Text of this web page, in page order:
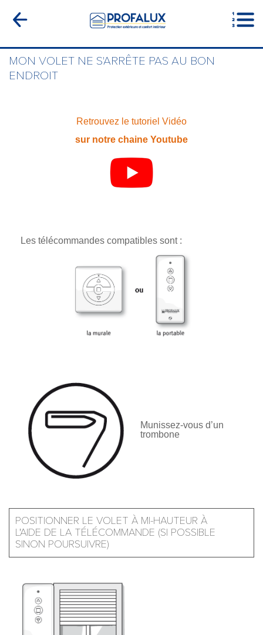
MON VOLET NE S'ARRÊTE PAS AU BON
ENDROIT
Retrouvez le tutoriel Vidéo
sur notre chaine Youtube
Les télécommandes compatibles sont :
Munissez-vous d’un
trombone
POSITIONNER LE VOLET À MI-HAUTEUR À
L'AIDE DE LA TÉLÉCOMMANDE (SI POSSIBLE
SINON POURSUIVRE)